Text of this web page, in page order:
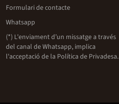
Formulari de contacte
Whatsapp
(*) L'enviament d’un missatge a través
del canal de Whatsapp, implica
l'acceptació de la Política de Privadesa.